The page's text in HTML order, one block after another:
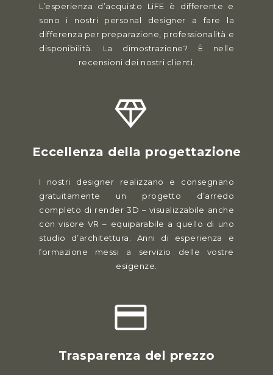
L’esperienza d’acquisto LiFE è differente e
sono i nostri personal designer a fare la
differenza per preparazione, professionalità e
disponibilità. La dimostrazione? È nelle
recensioni dei nostri clienti.
Eccellenza della progettazione
I nostri designer realizzano e consegnano
gratuitamente un progetto d’arredo
completo di render 3D – visualizzabile anche
con visore VR – equiparabile a quello di uno
studio d’architettura. Anni di esperienza e
formazione messi a servizio delle vostre
esigenze.
Trasparenza del prezzo